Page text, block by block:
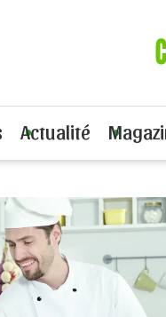
Actualité